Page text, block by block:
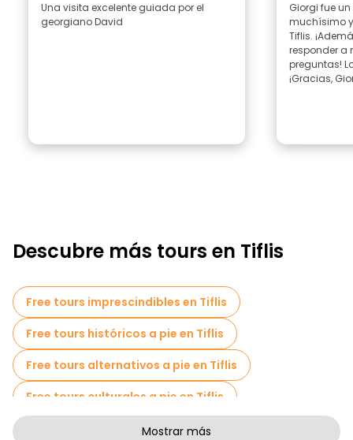
Una visita excelente guiada por el
georgiano David
Giorgi fue
muchísimo
Tiflis.
responder
preguntas!
¡Gracias,
Descubre más tours en Tiflis
Free tours imprescindibles en Tiflis
Free tours históricos a pie en Tiflis
Free tours alternativos a pie en Tiflis
Free tours culturales a pie en Tiflis
Free tours a pie para familias en Tiflis
Mostrar más